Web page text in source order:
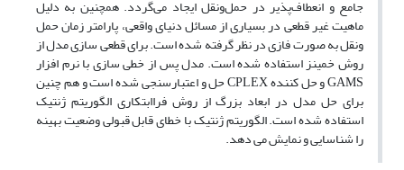
جامع و انعطاف‌پذیر در حمل‌ونقل ایجاد می‌گردد. همچنین به دلیل
ماهیت غیر قطعی در بسیاری از مسائل دنیای واقعی، پارامتر زمان حمل
ونقل به صورت فازی در نظر گرفته شده است. برای قطعی سازی مدل از
روش خمینز استفاده شده است. مدل پس از خطی سازی با نرم افزار
GAMS و حل کننده CPLEX حل و اعتبارسنجی شده است و هم چنین
برای حل مدل در ابعاد بزرگ از روش فراابتکاری الگوریتم ژنتیک
استفاده شده است. الگوریتم ژنتیک با خطای قابل قبولی وضعیت بهینه
را شناسایی و نمایش می دهد.